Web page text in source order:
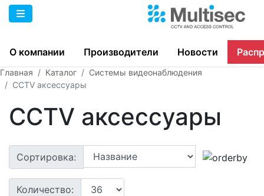
О компании Производители Новости
Главная Каталог
Системы видеонаблюдения
CCTV аксессуары
CCTV аксессуары
Сортировка:
Количество: